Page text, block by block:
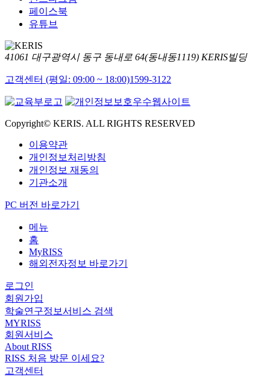
페이스북
유튜브
41061 대구광역시 동구 동내로 64(동내동1119) KERIS빌딩
고객센터 (평일: 09:00 ~ 18:00)1599-3122
Copyright© KERIS. ALL RIGHTS RESERVED
이용약관
개인정보처리방침
개인정보 재동의
기관소개
PC 버전 바로가기
메뉴
홈
MyRISS
해외전자정보 바로가기
로그인
회원가입
학술연구정보서비스 검색
MYRISS
회원서비스
About RISS
RISS 처음 방문 이세요?
고객센터